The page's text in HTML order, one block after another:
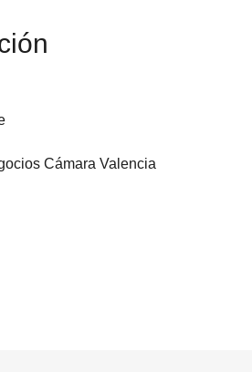
Cámara Valencia